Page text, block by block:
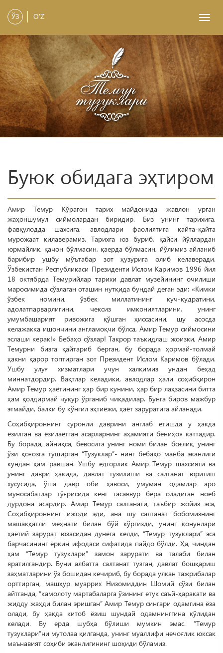
ЎЗ O'Z
Буюк обидага эҳтиром
Амир Темур Кўрагон тарих майдонида жавлон урган
жаҳоншумул сиймолардан биридир. Биз унинг тарихига,
фавқулодда шахсига, авлодлари фаолиятига қайта-қайта
мурожаат қилаверамиз. Тарихга юз буриб, қайси йўллардан
юрмайлик, қачон бўлмасин, қаерда бўлмасин, йўлимиз айланиб
барибир ушбу мўътабар зот ҳузурига олиб келаверади.
Ўзбекистан Республикаси Президенти Ислом Каримов 1996 йил
18 октябрда Темурийлар тарихи давлат музейининг очилиши
маросимида сўзлаган оташин нутқида бундай деган эди: «Кимки
ўзбек номини, ўзбек миллатининг куч-қудратини,
адолатпарварлигини, чексиз имкониятларини, унинг
умумбашарият ривожига қўшган ҳиссасини, шу асосда
келажакка ишончини англамоқчи бўлса, Амир Темур сиймосини
эслаши керак!» Бебаҳо сўзлар! Такрор таъкидлаш жоизки, Амир
Те­мурни бизга қайтариб берган, бу борада ҳормай-толмай
ҳакни қарор топтирган зот Президент Ислом Каримов бўлади.
Ушбу улуғ хизматлари учун халқимиз ундан беҳад
миннатдордир. Вақтлар келадики, авлодлар ҳали соҳибқирон
Амир Темур ҳаётининг ҳар бир кунини, ҳар бир лаҳзасини битта
ҳам қолдирмай чуқур ўрганиб чиқадилар. Бунга биров мажбур
этмайди, балки бу кўнгил эҳтиёжи, ҳаёт заруратига айланади.
Соҳибқироннинг суронли даврини англаб етишда у ҳакда
ёзилган ва ёзилаётган асарларнинг аҳамияти бениҳоя каттадир.
Бу борада, айниқса, бевосита унинг номи билан боғлиқ, унинг
ўзи қоғозга туширган “Тузуклар”- нинг бебаҳо манба эканлиги
кундан ҳам равшан. Ушбу ёдгорлик Амир Темур шахсияти ва
унинг даври ҳакида, давлат тузилиши ва салтанат юритиш
хусусида, ўша давр оби ҳавоси, умуман одамлар аро
муносабатлар тўғрисида кенг тасаввур бера оладиган ноёб
дурдона асардир. Амир Темур салтанати, таъбир жойиз эса,
Соҳибқироннинг ижоди эди, ана шу салтанат бобомизнинг
машаққатли меҳнати билан бўй кўргизди, унинг қонунлари
ҳаётий зарурат юзасидан дунёга келди, “Темур тузуклари” эса
барчасининг ёрқин ифодаси сифатида пайдо бўлди. Ҳа, чиндан
ҳам “Темур тузуклари” замон зарурати ва талаби билан
яратилгандир. Буни албатта салта­нат тузган, давлат бошқариш
заҳматларини ўз бошидан кечириб, бу борада улкан тажрибалар
орттирган, машҳур муаррих Низомиддин Шомий сўзи билан
айтганда, “камолоту мартабаларга ўзининг етук саъй-ҳаракати ва
жидду жаҳди билан эришган” Амир Темур сингари одамгина ёза
олади, бу ҳакда китоб ёзиш шундай одамнинггина қўлидан
келади. Бу ерда шубҳа бўлиши мумкин эмас. “Темур
тузуклари”ни мутолаа қилганда, унинг муаллифи нечоғлик юксак
маънавият соҳиби эканлигининг шоҳиди бўламиз.